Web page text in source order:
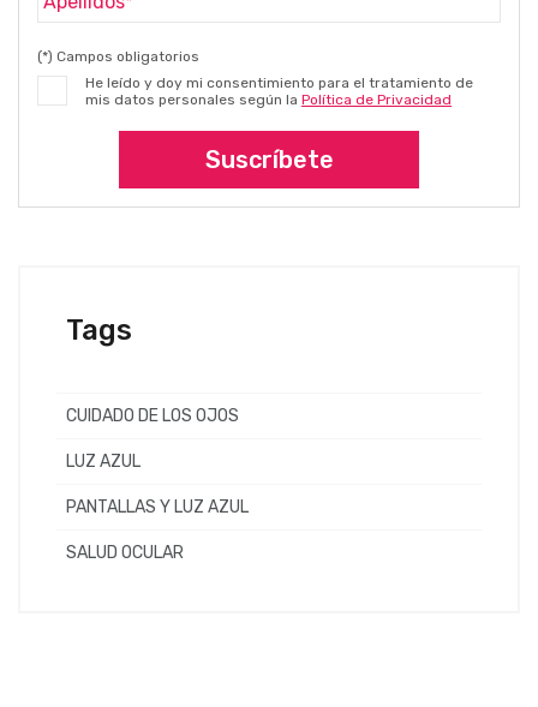
(*) Campos obligatorios
He leído y doy mi consentimiento para el tratamiento de
mis datos personales según la Política de Privacidad
Suscríbete
Tags
CUIDADO DE LOS OJOS
LUZ AZUL
PANTALLAS Y LUZ AZUL
SALUD OCULAR